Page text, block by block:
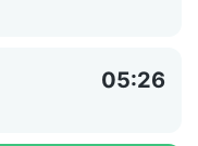
05:26